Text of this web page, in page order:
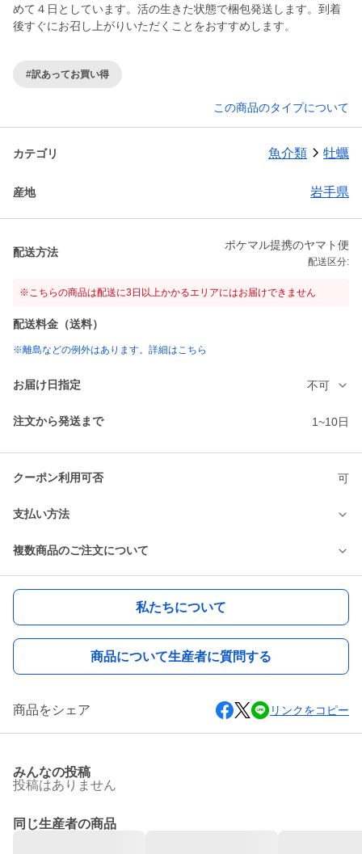
めて４日としています。活の生きた状態で梱包発送します。到着
後すぐにお召し上がりいただくことをおすすめします。
#訳あってお買い得
この商品のタイプについて
カテゴリ 魚介類 牡蠣
産地 岩手県
配送方法
ポケマル提携のヤマト便
配送区分:
※こちらの商品は配送に3日以上かかるエリアにはお届けできません
配送料金（送料）
※離島などの例外はあります。詳細はこちら
お届け日指定 不可
注文から発送まで 1~10日
クーポン利用可否 可
支払い方法
複数商品のご注文について
私たちについて
商品について生産者に質問する
商品をシェア リンクをコピー
みんなの投稿
投稿はありません
同じ生産者の商品